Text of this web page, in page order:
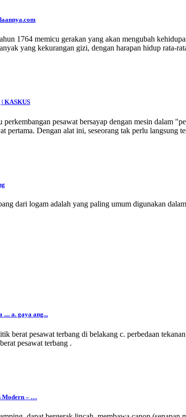
1764 memicu gerakan yang akan mengubah
yang kekurangan gizi, dengan harapan hidup rata-
KASKUS
pesawat bersayap dengan mesin dalam
pertama. Dengan alat ini, seseorang tak perlu langsung
dari logam adalah yang paling umum digunakan
.... a. gaya ang...
berat pesawat terbang di belakang c. perbedaan
pesawat terbang .
Modern – …